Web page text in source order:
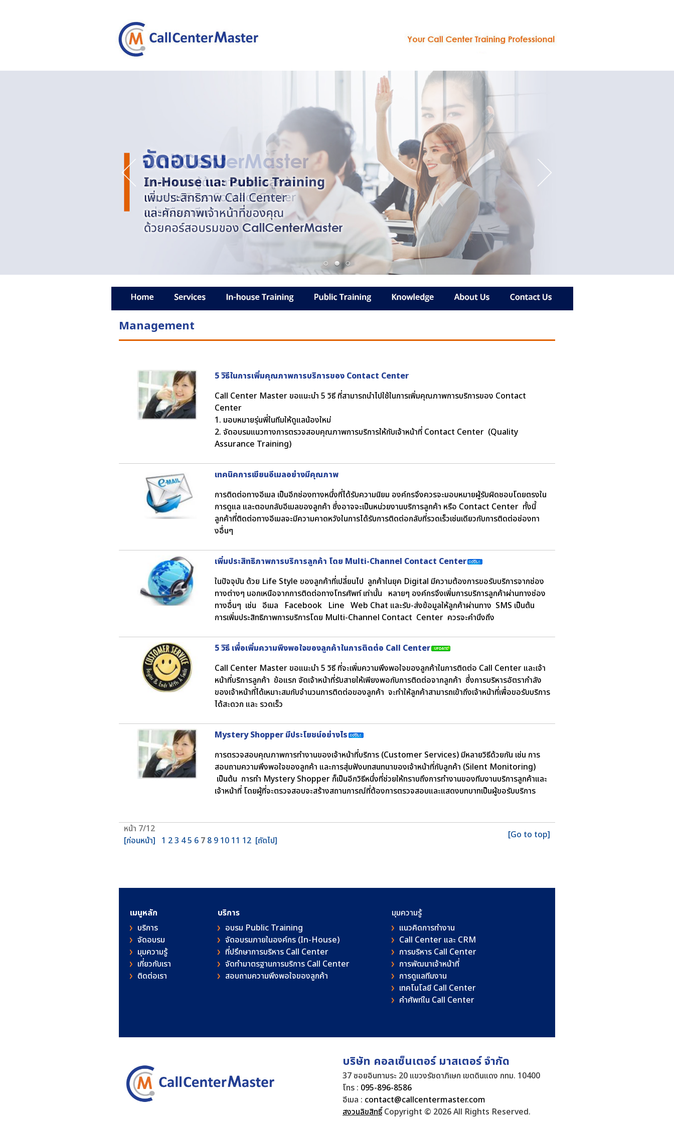
Management
5 วิธีในการเพิ่มคุณภาพการบริการของ Contact Center
Call Center Master ขอแนะนำ 5 วิธี ที่สามารถนำไปใช้ในการเพิ่มคุณภาพการบริการของ Contact
Center
1. มอบหมายรุ่นพี่ในทีมให้ดูแลน้องใหม่
2. จัดอบรมแนวทางการตรวจสอบคุณภาพการบริการให้กับเจ้าหน้าที่ Contact Center (Quality
Assurance Training)
เทคนิคการเขียนอีเมลอย่างมีคุณภาพ
การติดต่อทางอีเมล เป็นอีกช่องทางหนึ่งที่ได้รับความนิยม องค์กรจึงควรจะมอบหมายผู้รับผิดชอบโดยตรงใน
การดูแล และตอบกลับอีเมลของลูกค้า ซึ่งอาจจะเป็นหน่วยงานบริการลูกค้า หรือ Contact Center ทั้งนี้
ลูกค้าที่ติดต่อทางอีเมลจะมีความคาดหวังในการได้รับการติดต่อกลับที่รวดเร็วเช่นเดียวกับการติดต่อช่องทา
งอื่นๆ
เพิ่มประสิทธิภาพการบริการลูกค้า โดย Multi-Channel Contact Center
ในปัจจุบัน ด้วย Life Style ของลูกค้าที่เปลี่ยนไป ลูกค้าในยุค Digital มีความต้องการขอรับบริการจากช่อง
ทางต่างๆ นอกเหนือจากการติดต่อทางโทรศัพท์ เท่านั้น หลายๆ องค์กรจึงเพิ่มการบริการลูกค้าผ่านทางช่อง
ทางอื่นๆ เช่น อีเมล Facebook Line Web Chat และรับ-ส่งข้อมูลให้ลูกค้าผ่านทาง SMS เป็นต้น
การเพิ่มประสิทธิภาพการบริการโดย Multi-Channel Contact Center ควรจะคำนึงถึง
5 วิธี เพื่อเพิ่มความพึงพอใจของลูกค้าในการติดต่อ Call Center
Call Center Master ขอแนะนำ 5 วิธี ที่จะเพิ่มความพึงพอใจของลูกค้าในการติดต่อ Call Center และเจ้า
หน้าที่บริการลูกค้า ข้อแรก จัดเจ้าหน้าที่รับสายให้เพียงพอกับการติดต่อจากลูกค้า ซึ่งการบริหารอัตรากำลัง
ของเจ้าหน้าที่ได้เหมาะสมกับจำนวนการติดต่อของลูกค้า จะทำให้ลูกค้าสามารถเข้าถึงเจ้าหน้าที่เพื่อขอรับบริการ
ได้สะดวก และ รวดเร็ว
Mystery Shopper มีประโยชน์อย่างไร
การตรวจสอบคุณภาพการทำงานของเจ้าหน้าที่บริการ (Customer Services) มีหลายวิธีด้วยกัน เช่น การ
สอบถามความพึงพอใจของลูกค้า และการสุ่มฟังบทสนทนาของเจ้าหน้าที่กับลูกค้า (Silent Monitoring)
เป็นต้น การทำ Mystery Shopper ก็เป็นอีกวิธีหนึ่งที่ช่วยให้ทราบถึงการทำงานของทีมงานบริการลูกค้าและ
เจ้าหน้าที่ โดยผู้ที่จะตรวจสอบจะสร้างสถานการณ์ที่ต้องการตรวจสอบและแสดงบทบาทเป็นผู้ขอรับบริการ
หน้า 7/12
[ก่อนหน้า] 1 23 45 6 7 8 9 10 11 12 [ถัดไป] [Go to top]
เมนูหลัก
บริการ
จัดอบรม
มุมความรู้
เกี่ยวกับเรา
ติดต่อเรา
บริการ
อบรม Public Training
จัดอบรมภายในองค์กร (In-House)
ที่ปรึกษาการบริหาร Call Center
จัดทำมาตรฐานการบริการ Call Center
สอบถามความพึงพอใจของลูกค้า
มุมความรู้
แนวคิดการทำงาน
Call Center และ CRM
การบริหาร Call Center
การพัฒนาเจ้าหน้าที่
การดูแลทีมงาน
เทคโนโลยี Call Center
คําศัพท์ใน Call Center
บริษัท คอลเซ็นเตอร์ มาสเตอร์ จำกัด
37 ซอยอินทามระ 20 แขวงรัชดาภิเษก เขตดินแดง กทม. 10400
โทร : 095-896-8586
อีเมล : contact@callcentermaster.com
สงวนลิขสิทธิ์Copyright © 2026 All Rights Reserved.